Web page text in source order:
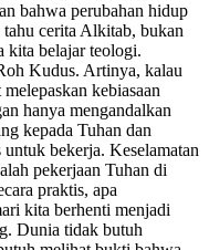
bahwa perubahan hidup
tahu cerita Alkitab, bukan
kita belajar teologi.
Kudus. Artinya, kalau
kebiasaan
hanya mengandalkan
kepada Tuhan dan
bekerja. Keselamatan
pekerjaan Tuhan di
praktis, apa
kita berhenti menjadi
Dunia tidak butuh